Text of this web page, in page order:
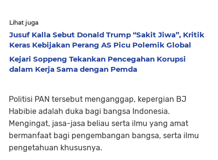
Lihat juga
Jusuf Kalla Sebut Donald Trump “Sakit Jiwa”, Kritik
Keras Kebijakan Perang AS Picu Polemik Global
Kejari Soppeng Tekankan Pencegahan Korupsi
dalam Kerja Sama dengan Pemda
Politisi PAN tersebut menganggap, kepergian BJ
Habibie adalah duka bagi bangsa Indonesia.
Mengingat, jasa-jasa beliau serta ilmu yang amat
bermanfaat bagi pengembangan bangsa, serta ilmu
pengetahuan khususnya.